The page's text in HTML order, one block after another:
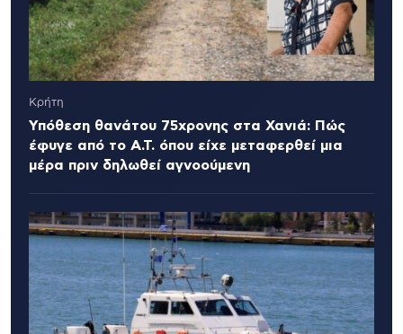
Κρήτη
Υπόθεση θανάτου 75χρονης στα Χανιά: Πώς
έφυγε από το Α.Τ. όπου είχε μεταφερθεί μια
μέρα πριν δηλωθεί αγνοούμενη